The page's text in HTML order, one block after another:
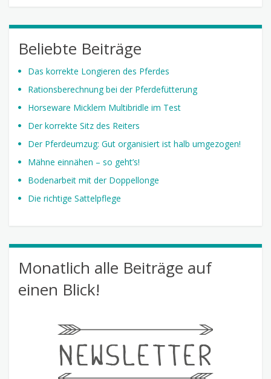
Beliebte Beiträge
Das korrekte Longieren des Pferdes
Rationsberechnung bei der Pferdefütterung
Horseware Micklem Multibridle im Test
Der korrekte Sitz des Reiters
Der Pferdeumzug: Gut organisiert ist halb umgezogen!
Mähne einnähen – so geht’s!
Bodenarbeit mit der Doppellonge
Die richtige Sattelpflege
Monatlich alle Beiträge auf
einen Blick!